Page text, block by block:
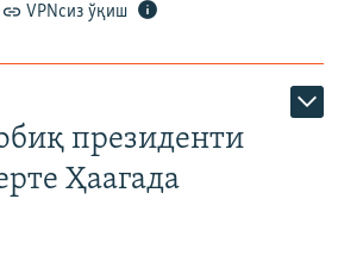
VPNсиз ўқиш
президенти
Ҳаагада